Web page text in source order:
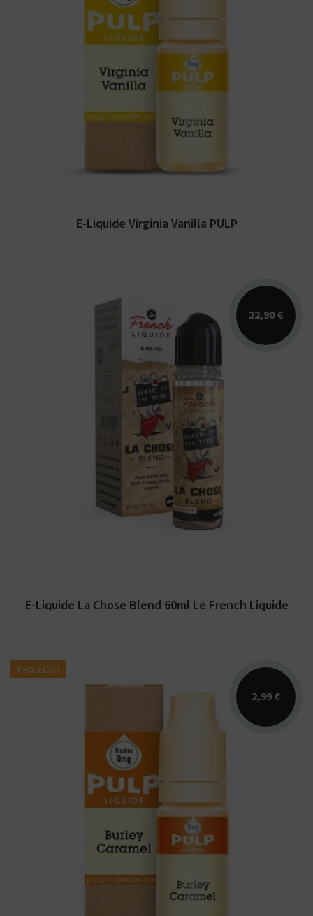
Arômes : blond de Virginie, vanille.
Disponible en 10ml nicotiné. Fabriqué en
France par PULP.
E-Liquide Virginia Vanilla PULP
22,90 €
Arômes : vanille, caramel, blond, café, fruits
à coque. E-liquide Le French Liquide.
E-Liquide La Chose Blend 60ml Le French Liquide
PRIX ÉCO !
2,99 €
Arômes : classique burley, caramel, noix,
cacao. Disponible en 10ml nicotiné. Fabriqué
en France...